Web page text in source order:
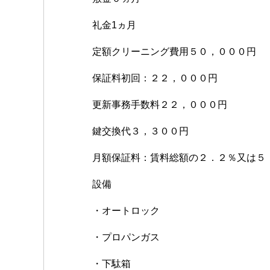
礼金1ヵ月
定額クリーニング費用５０，０００円
保証料初回：２２，０００円
更新事務手数料２２，０００円
鍵交換代３，３００円
月額保証料：賃料総額の２．２％又は５
設備
・オートロック
・プロパンガス
・下駄箱